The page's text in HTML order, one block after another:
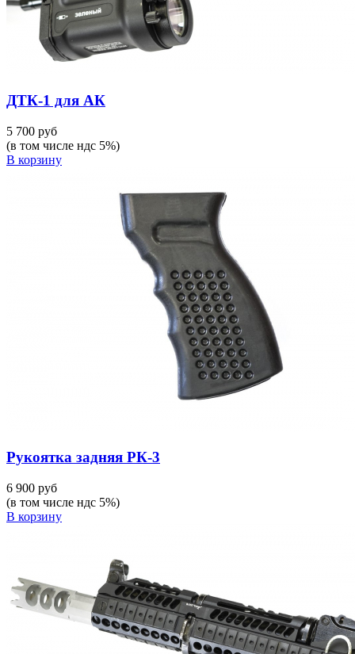
ДТК-1 для АК
5 700 руб
(в том числе ндс 5%)
В корзину
Рукоятка задняя РК-3
6 900 руб
(в том числе ндс 5%)
В корзину